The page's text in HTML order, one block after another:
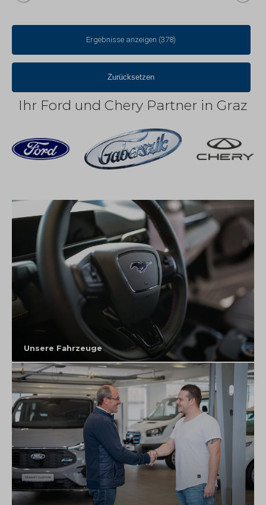
Ihr Ford und Chery Partner in Graz
Unsere Fahrzeuge